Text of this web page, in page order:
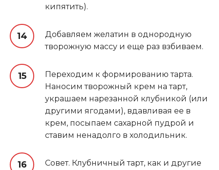
кипятить).
Добавляем желатин в однородную
творожную массу и еще раз взбиваем.
Переходим к формированию тарта.
Наносим творожный крем на тарт,
украшаем нарезанной клубникой (или
другими ягодами), вдавливая ее в
крем, посыпаем сахарной пудрой и
ставим ненадолго в холодильник.
Совет. Клубничный тарт, как и другие